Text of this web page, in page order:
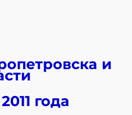
и
года